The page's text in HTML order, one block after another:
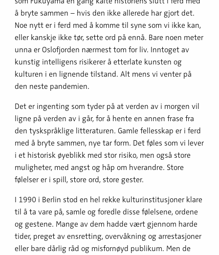
å bryte sammen – hvis den ikke allerede har gjort det.
Noe nytt er i ferd med å komme til syne som vi ikke kan,
eller kanskje ikke tør, sette ord på ennå. Bare noen meter
unna er Oslofjorden nærmest tom for liv. Inntoget av
kunstig intelligens risikerer å etterlate kunsten og
kulturen i en lignende tilstand. Alt mens vi venter på
den neste pandemien.
Det er ingenting som tyder på at verden av i morgen vil
ligne på verden av i går, for å hente en annen frase fra
den tyskspråklige litteraturen. Gamle fellesskap er i ferd
med å bryte sammen, nye tar form. Det føles som vi lever
i et historisk øyeblikk med stor risiko, men også store
muligheter, med angst og håp om hverandre. Store
følelser er i spill, store ord, store gester.
I 1990 i Berlin stod en hel rekke kulturinstitusjoner klare
til å ta vare på, samle og foredle disse følelsene, ordene
og gestene. Mange av dem hadde vært gjennom harde
tider, preget av ensretting, overvåkning og arrestasjoner
eller bare dårlig råd og misfornøyd publikum. Men de